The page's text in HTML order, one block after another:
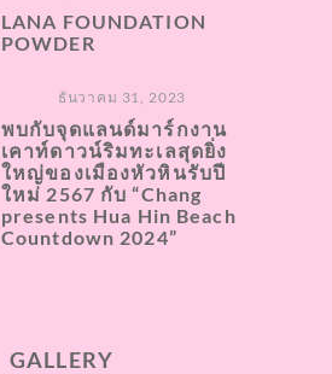
LANA FOUNDATION
POWDER
ธันวาคม 31, 2023
พบกับจุดแลนด์มาร์กงาน
เคาท์ดาวน์ริมทะเลสุดยิ่ง
ใหญ่ของเมืองหัวหินรับปี
ใหม่ 2567 กับ “Chang
presents Hua Hin Beach
Countdown 2024”
GALLERY